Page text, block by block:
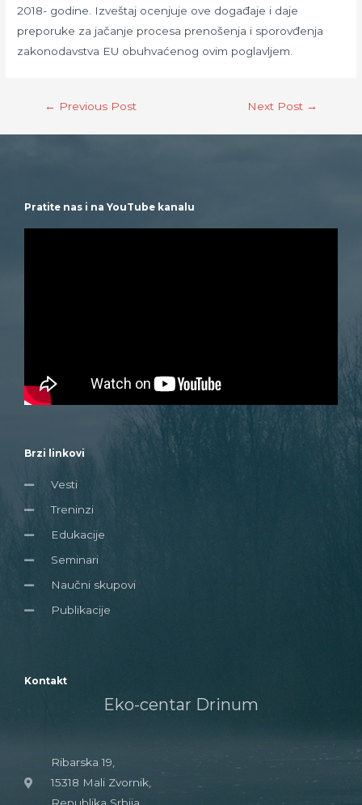
2018- godine. Izveštaj ocenjuje ove događaje i daje
preporuke za jačanje procesa prenošenja i sporovđenja
zakonodavstva EU obuhvaćenog ovim poglavljem.
← Previous Post Next Post →
Pratite nas i na YouTube kanalu
Brzi linkovi
Vesti
Treninzi
Edukacije
Seminari
Naučni skupovi
Publikacije
Kontakt
Eko-centar Drinum
Ribarska 19,
15318 Mali Zvornik,